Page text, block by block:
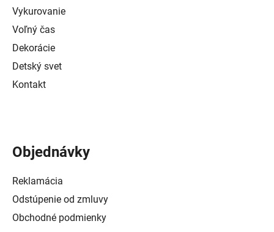
Vykurovanie
Voľný čas
Dekorácie
Detský svet
Kontakt
Objednávky
Reklamácia
Odstúpenie od zmluvy
Obchodné podmienky